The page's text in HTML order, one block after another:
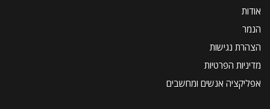
אודות
הנמר
הצהרת נגישות
מדיניות הפרטיות
אפליקציה אנשים ומחשבים